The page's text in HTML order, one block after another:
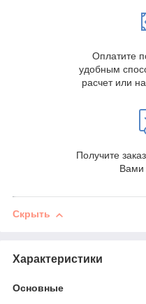
Оплатите
удобным
расчет или
Получите
Вами
Скрыть
Характеристики
Основные